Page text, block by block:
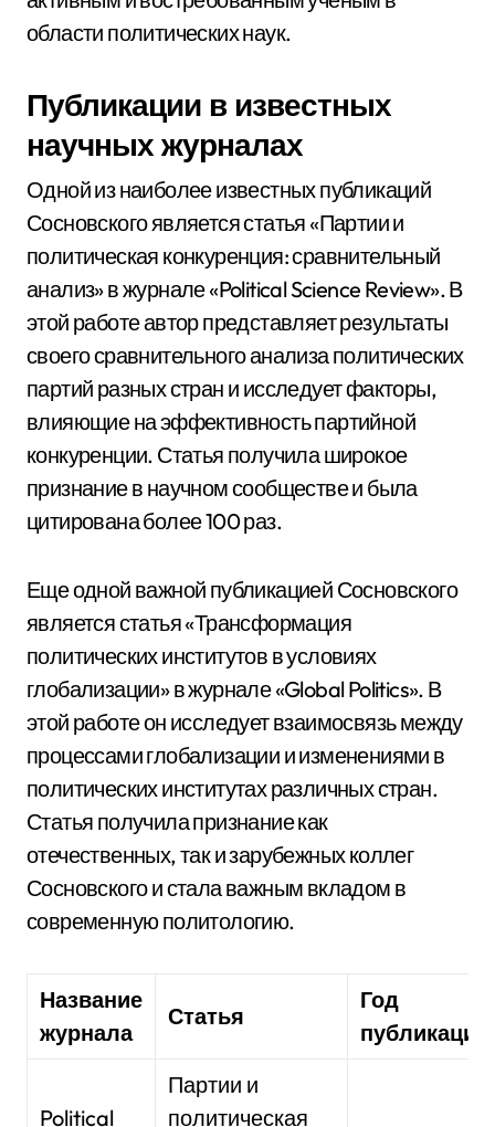
области политических наук.
Публикации в известных
научных журналах
Одной из наиболее известных публикаций
Сосновского является статья «Партии и
политическая конкуренция: сравнительный
анализ» в журнале «Political Science Review». В
этой работе автор представляет результаты
своего сравнительного анализа политических
партий разных стран и исследует факторы,
влияющие на эффективность партийной
конкуренции. Статья получила широкое
признание в научном сообществе и была
цитирована более 100 раз.
Еще одной важной публикацией Сосновского
является статья «Трансформация
политических институтов в условиях
глобализации» в журнале «Global Politics». В
этой работе он исследует взаимосвязь между
процессами глобализации и изменениями в
политических институтах различных стран.
Статья получила признание как
отечественных, так и зарубежных коллег
Сосновского и стала важным вкладом в
современную политологию.
Название
журнала
Статья
Год
публикации
Political
Партии и
политическая